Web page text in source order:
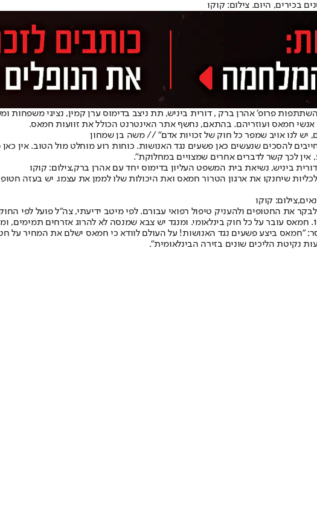
בכירים, היום. צילום: קוקו
פרופ׳ אהרן ברק , דורית ביניש, תת ניצב בדימוס ערן קמין, נציגי משפחות
אנשי חמאס ועוזריהם. בהתאם, נחשף אתר האינטרנט הכולל את זוועות חמאס.
יש לנו אויב שמפר כל חוק של זכויות אדם" // משה בן שמחון
להסכים שנעשים כאן פשעים נגד האנושות. כוחות רוע מוחלט מול הטוב. אין
לכך קשר לדברים אחרים שמצויים במחלוקת".
ביניש, נשיאת בית המשפט העליון בדימוס יחד עם אהרן ברק,צילום: קוקו
שיחנקו את ארגון הטרור חמאס ואת היכולות שלו לממן את עצמו. יש בעזה
קוקו
את החטופים ולהעניק טיפול רפואי עבורם. לפי מיטב ידיעתי, צה"ל פועל לפי החוק